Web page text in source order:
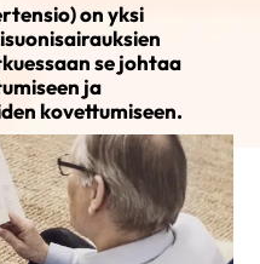
on yksi
se johtaa
ja
kovettumiseen.